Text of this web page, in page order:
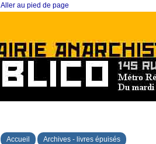
Aller au pied de page
Accueil Archives - livres épuisés